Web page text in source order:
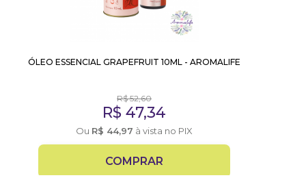
ÓLEO ESSENCIAL GRAPEFRUIT 10ML - AROMALIFE
R$52,60
R$ 47,34
Ou R$ 44,97 à vista no PIX
COMPRAR